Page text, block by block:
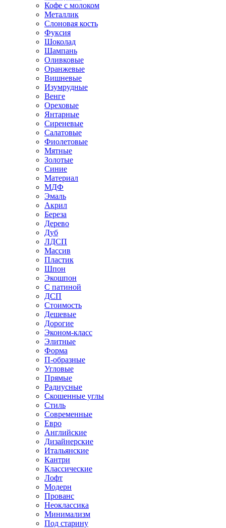
Кофе с молоком
Металлик
Слоновая кость
Фуксия
Шоколад
Шампань
Оливковые
Оранжевые
Вишневые
Изумрудные
Венге
Ореховые
Янтарные
Сиреневые
Салатовые
Фиолетовые
Мятные
Золотые
Синие
Материал
МДФ
Эмаль
Акрил
Береза
Дерево
Дуб
ЛДСП
Массив
Пластик
Шпон
Экошпон
С патиной
ДСП
Стоимость
Дешевые
Дорогие
Эконом-класс
Элитные
Форма
П-образные
Угловые
Прямые
Радиусные
Скошенные углы
Стиль
Современные
Евро
Английские
Дизайнерские
Итальянские
Кантри
Классические
Лофт
Модерн
Прованс
Неоклассика
Минимализм
Под старину